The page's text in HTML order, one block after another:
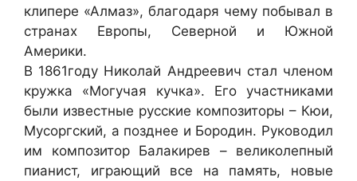
клипере «Алмаз», благодаря чему побывал в
странах Европы, Северной и Южной
Америки.
В 1861году Николай Андреевич стал членом
кружка «Могучая кучка». Его участниками
были известные русские композиторы – Кюи,
Мусоргский, а позднее и Бородин. Руководил
им композитор Балакирев – великолепный
пианист, играющий все на память, новые